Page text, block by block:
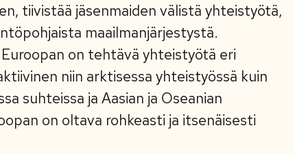
tiivistää jäsenmaiden välistä yhteistyötä,
maailmanjärjestystä.
on tehtävä yhteistyötä eri
niin arktisessa yhteistyössä kuin
suhteissa ja Aasian ja Oseanian
on oltava rohkeasti ja itsenäisesti